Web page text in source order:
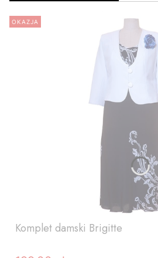
OKAZJA
Komplet damski Brigitte